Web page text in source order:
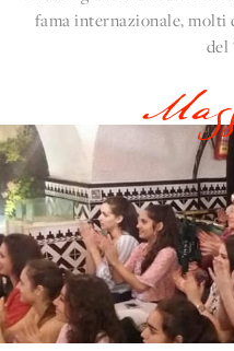
fama internazionale,
del